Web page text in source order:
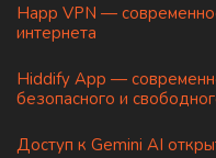
Happ VPN —
интернета
Hiddify App —
безопасного и
Доступ к Gemini AI